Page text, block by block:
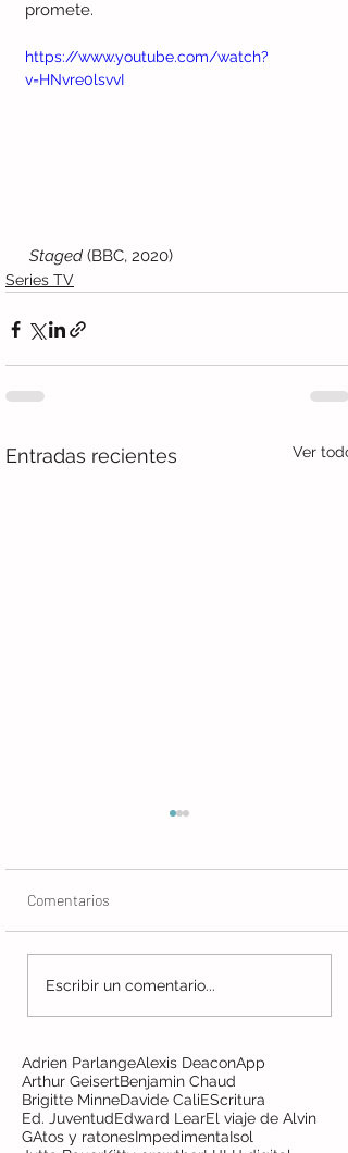
promete.
https://www.youtube.com/watch?
v=HNvre0lsvvI
Staged (BBC, 2020)
Series TV
Entradas recientes Ver todo
Hierro: El noir humanista
de los Coira
Comentarios
Escribir un comentario...
Adrien ParlangeAlexis DeaconApp
Arthur GeisertBenjamin Chaud
Brigitte MinneDavide CaliEScritura
Ed. JuventudEdward LearEl viaje de Alvin
GAtos y ratonesImpedimentaIsol